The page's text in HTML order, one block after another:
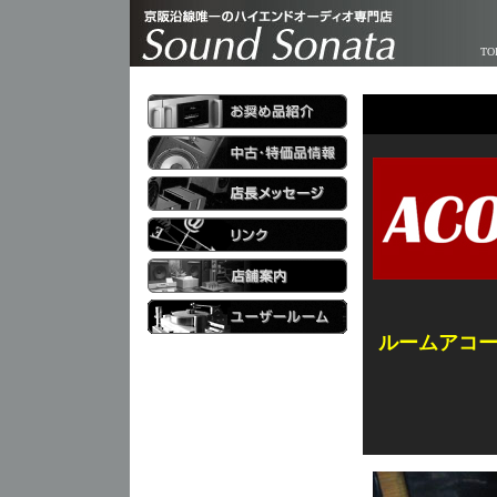
ルームアコ